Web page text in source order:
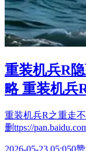
重装机兵R
略 重装机兵
重装机兵R之重走
删ttps://
2026-05-23 05:050赞